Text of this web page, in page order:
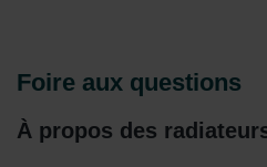
Foire aux questions
À propos des